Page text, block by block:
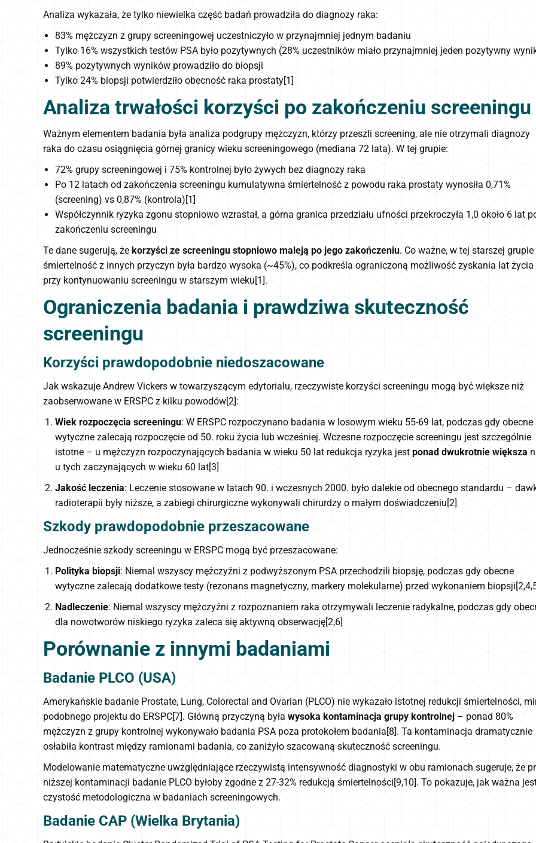
Analiza wykazała, że tylko niewielka część badań prowadziła do diagnozy raka:
83% mężczyzn z grupy screeningowej uczestniczyło w przynajmniej jednym badaniu
Tylko 16% wszystkich testów PSA było pozytywnych (28% uczestników miało przynajmniej jeden pozytywny
89% pozytywnych wyników prowadziło do biopsji
Tylko 24% biopsji potwierdziło obecność raka prostaty[1]
Analiza trwałości korzyści po zakończeniu screeningu
Ważnym elementem badania była analiza podgrupy mężczyzn, którzy przeszli screening, ale nie otrzymali diagnozy
raka do czasu osiągnięcia górnej granicy wieku screeningowego (mediana 72 lata). W tej grupie:
72% grupy screeningowej i 75% kontrolnej było żywych bez diagnozy raka
Po 12 latach od zakończenia screeningu kumulatywna śmiertelność z powodu raka prostaty wynosiła 0,71%
(screening) vs 0,87% (kontrola)[1]
Współczynnik ryzyka zgonu stopniowo wzrastał, a górna granica przedziału ufności przekroczyła 1,0 około 6 lat
zakończeniu screeningu
Te dane sugerują, że korzyści ze screeningu stopniowo maleją po jego zakończeniu. Co ważne, w tej starszej grupie
śmiertelność z innych przyczyn była bardzo wysoka (~45%), co podkreśla ograniczoną możliwość zyskania lat życia
przy kontynuowaniu screeningu w starszym wieku[1].
Ograniczenia badania i prawdziwa skuteczność
screeningu
Korzyści prawdopodobnie niedoszacowane
Jak wskazuje Andrew Vickers w towarzyszącym edytorialu, rzeczywiste korzyści screeningu mogą być większe niż
zaobserwowane w ERSPC z kilku powodów[2]:
Wiek rozpoczęcia screeningu: W ERSPC rozpoczynano badania w losowym wieku 55-69 lat, podczas gdy obecne
wytyczne zalecają rozpoczęcie od 50. roku życia lub wcześniej. Wczesne rozpoczęcie screeningu jest szczególnie
istotne – u mężczyzn rozpoczynających badania w wieku 50 lat redukcja ryzyka jest ponad dwukrotnie większa
u tych zaczynających w wieku 60 lat[3]
Jakość leczenia: Leczenie stosowane w latach 90. i wczesnych 2000. było dalekie od obecnego standardu –
radioterapii były niższe, a zabiegi chirurgiczne wykonywali chirurdzy o małym doświadczeniu[2]
Szkody prawdopodobnie przeszacowane
Jednocześnie szkody screeningu w ERSPC mogą być przeszacowane:
Polityka biopsji: Niemal wszyscy mężczyźni z podwyższonym PSA przechodzili biopsję, podczas gdy obecne
wytyczne zalecają dodatkowe testy (rezonans magnetyczny, markery molekularne) przed wykonaniem
Nadleczenie: Niemal wszyscy mężczyźni z rozpoznaniem raka otrzymywali leczenie radykalne, podczas gdy
dla nowotworów niskiego ryzyka zaleca się aktywną obserwację[2,6]
Porównanie z innymi badaniami
Badanie PLCO (USA)
Amerykańskie badanie Prostate, Lung, Colorectal and Ovarian (PLCO) nie wykazało istotnej redukcji śmiertelności,
podobnego projektu do ERSPC[7]. Główną przyczyną była wysoka kontaminacja grupy kontrolnej – ponad 80%
mężczyzn z grupy kontrolnej wykonywało badania PSA poza protokołem badania[8]. Ta kontaminacja dramatycznie
osłabiła kontrast między ramionami badania, co zaniżyło szacowaną skuteczność screeningu.
Modelowanie matematyczne uwzględniające rzeczywistą intensywność diagnostyki w obu ramionach sugeruje, że
niższej kontaminacji badanie PLCO byłoby zgodne z 27-32% redukcją śmiertelności[9,10]. To pokazuje, jak ważna
czystość metodologiczna w badaniach screeningowych.
Badanie CAP (Wielka Brytania)